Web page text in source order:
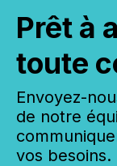
Prêt à
toute
Envoyez-
de notre
vos besoins.